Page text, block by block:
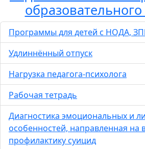
Программы для детей с НОДА,
Удлиннённый отпуск
Нагрузка педагога-психолога
Рабочая тетрадь
Диагностика эмоциональных и
особенностей, направленная на
профилактику суицид